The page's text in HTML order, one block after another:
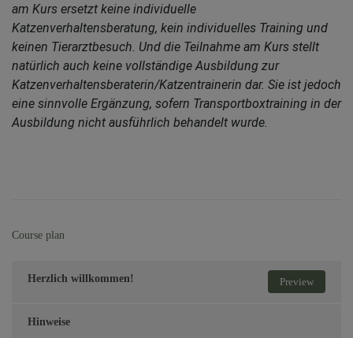
am Kurs ersetzt keine individuelle
Katzenverhaltensberatung, kein individuelles Training und
keinen Tierarztbesuch. Und die Teilnahme am Kurs stellt
natürlich auch keine vollständige Ausbildung zur
Katzenverhaltensberaterin/Katzentrainerin dar. Sie ist jedoch
eine sinnvolle Ergänzung, sofern Transportboxtraining in der
Ausbildung nicht ausführlich behandelt wurde.
Course plan
Herzlich willkommen! Preview
Hinweise